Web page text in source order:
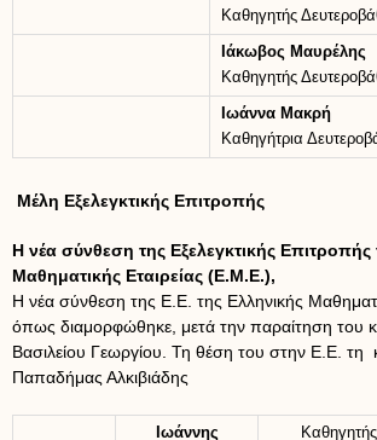
Καθηγητής
Ιάκωβος Μαυρέλης
Καθηγητής
Ιωάννα Μακρή
Καθηγήτρια
Μέλη Εξελεγκτικής Επιτροπής
Η νέα σύνθεση της Εξελεγκτικής Επιτροπής
Μαθηματικής Εταιρείας (Ε.Μ.Ε.),
Η νέα σύνθεση της Ε.Ε. της Ελληνικής
όπως διαμορφώθηκε, μετά την παραίτηση του
Βασιλείου Γεωργίου. Τη θέση του στην Ε.Ε. τη
Παπαδήμας Αλκιβιάδης
Ιωάννης